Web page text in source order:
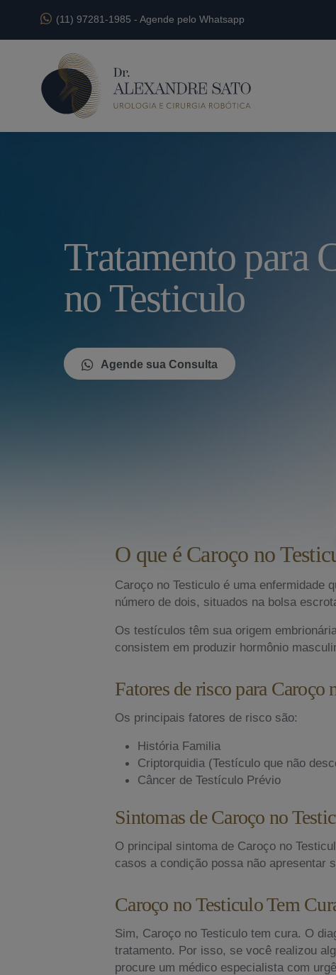
(11) 97281-1985 - Agende pelo Whatsapp
Tratamento para
no Testiculo
Agende sua Consulta
O que é Caroço no
Caroço no Testiculo é uma enfermidade
número de dois, situados na bolsa
Os testículos têm sua origem
consistem em produzir hormônio
Fatores de risco para Caroço
Os principais fatores de risco são:
História Familia
Criptorquidia (Testículo que não
Câncer de Testículo Prévio
Sintomas de Caroço no
O principal sintoma de Caroço no
casos a condição possa não apresentar
Caroço no Testiculo Tem
Sim, Caroço no Testiculo tem cura. O
tratamento. Por isso, se você realizou
procure um médico especialista com